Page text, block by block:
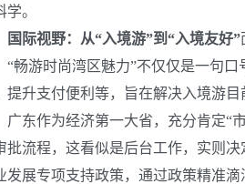
学。
国际视野：从“入境游”到“入境友好”
游时尚湾区魅力”不仅仅是一句口
提升支付便利等，旨在解决入境游目
作为经济第一大省，充分肯定“市
批流程，这看似是后台工作，实则
发展专项支持政策，通过政策精准